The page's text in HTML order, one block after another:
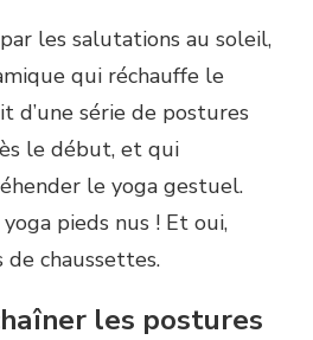
les salutations au soleil,
qui réchauffe le
d’une série de postures
le début, et qui
le yoga gestuel.
pieds nus ! Et oui,
de chaussettes.
les postures